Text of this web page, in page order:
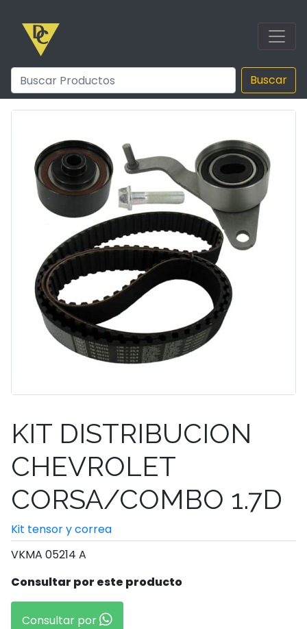
Buscar
KIT DISTRIBUCION
CHEVROLET
CORSA/COMBO 1.7D
Kit tensor y correa
VKMA 05214 A
Consultar por este producto
Consultar por